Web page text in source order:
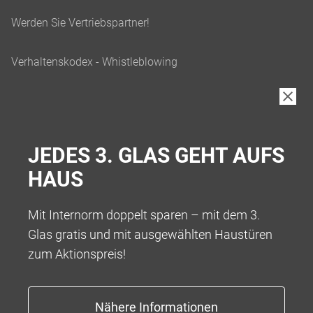
JEDES 3. GLAS GEHT AUFS
HAUS
Mit Internorm doppelt sparen – mit dem 3.
Glas gratis und mit ausgewählten Haustüren
zum Aktionspreis!